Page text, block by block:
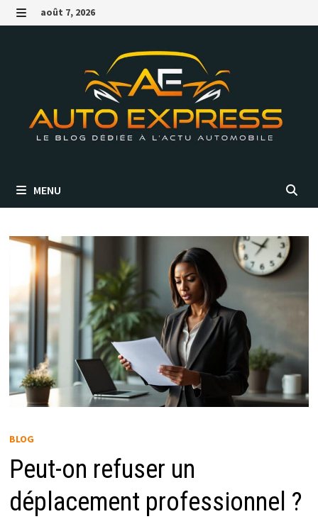
Passer
au MENU
août 7, 2026
MENU
BLOG
Peut-on refuser un
déplacement professionnel ?